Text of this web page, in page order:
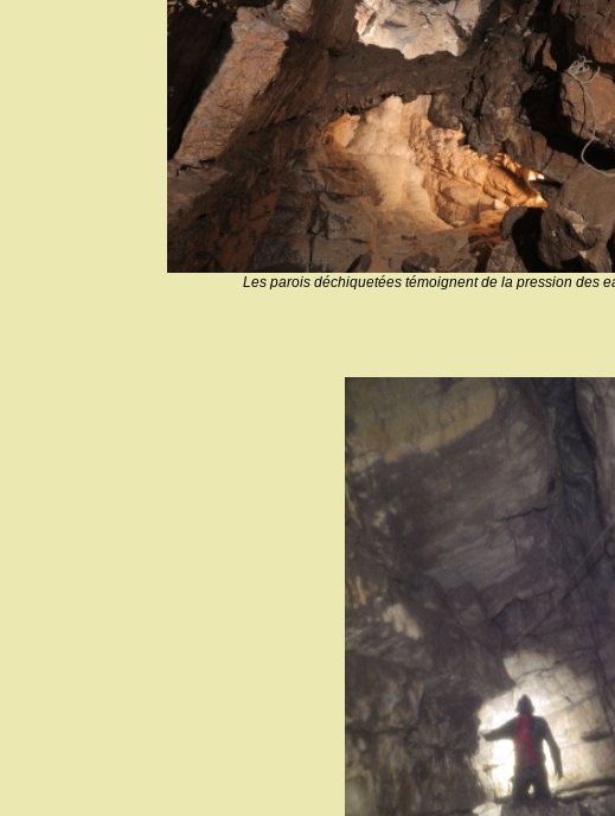
Les parois déchiquetées témoignent de la pression des